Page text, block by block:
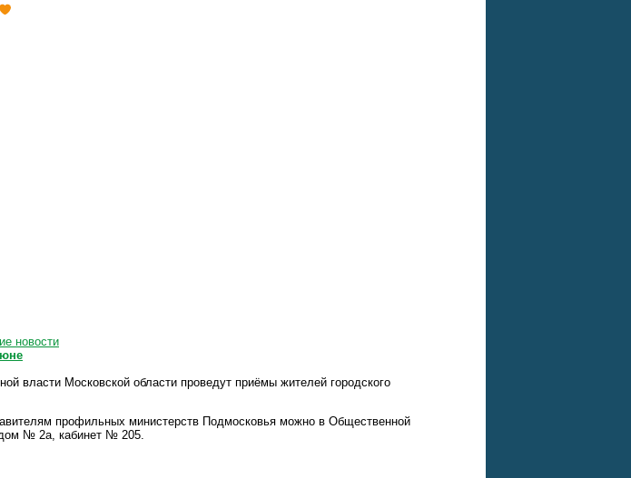
новости
власти Московской области проведут приёмы жителей городского
профильных министерств Подмосковья можно в Общественной
№ 2а, кабинет № 205.